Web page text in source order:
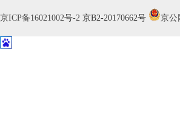
京ICP备16021002号-2 京B2-20170662号 京公